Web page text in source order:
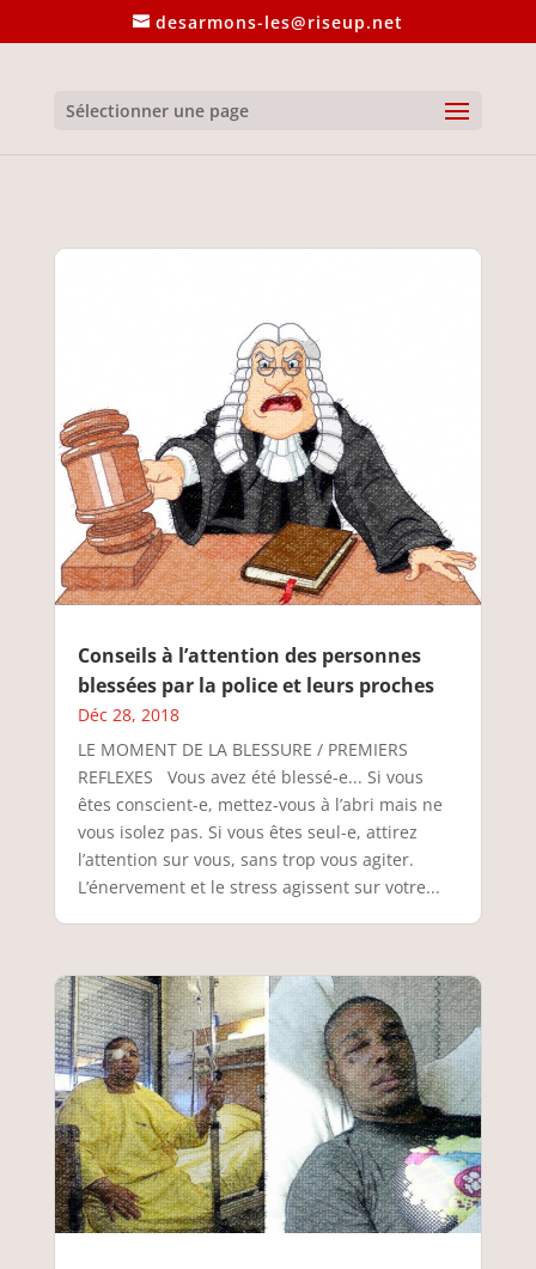
desarmons-les@riseup.net
Sélectionner une page
Conseils à l’attention des personnes
blessées par la police et leurs proches
Déc 28, 2018
LE MOMENT DE LA BLESSURE / PREMIERS
REFLEXES Vous avez été blessé-e... Si vous
êtes conscient-e, mettez-vous à l’abri mais ne
vous isolez pas. Si vous êtes seul-e, attirez
l’attention sur vous, sans trop vous agiter.
L’énervement et le stress agissent sur votre...